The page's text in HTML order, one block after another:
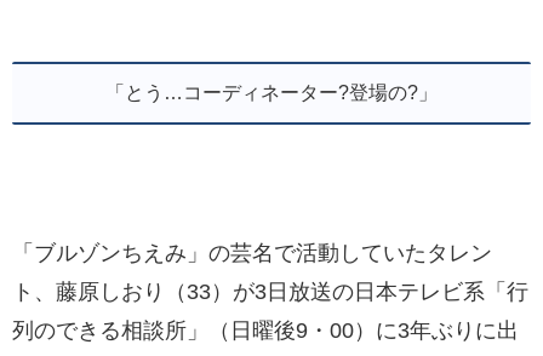
「とう…コーディネーター?登場の?」
「ブルゾンちえみ」の芸名で活動していたタレン
ト、藤原しおり（33）が3日放送の日本テレビ系「行
列のできる相談所」（日曜後9・00）に3年ぶりに出